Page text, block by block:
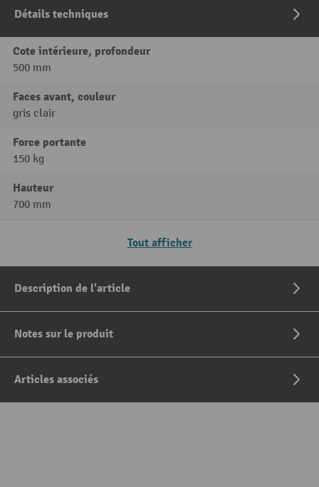
Détails techniques
Cote intérieure, profondeur
500 mm
Faces avant, couleur
gris clair
Force portante
150 kg
Hauteur
700 mm
Tout afficher
Description de l'article
Notes sur le produit
Articles associés